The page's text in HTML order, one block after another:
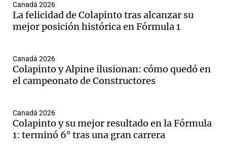
Canadá 2026
La felicidad de Colapinto tras alcanzar su
mejor posición histórica en Fórmula 1
Canadá 2026
Colapinto y Alpine ilusionan: cómo quedó en
el campeonato de Constructores
Canadá 2026
Colapinto y su mejor resultado en la Fórmula
1: terminó 6° tras una gran carrera
Mundial 2026
La Sole en
Cadena 3